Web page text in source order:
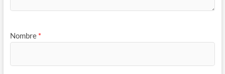
Nombre *